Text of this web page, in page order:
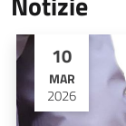
10
MAR
2026